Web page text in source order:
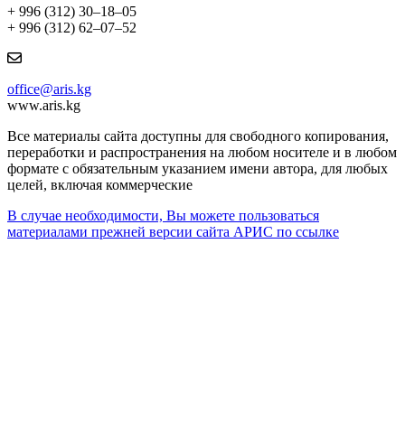
+ 996 (312) 30–18–05
+ 996 (312) 62–07–52
office@aris.kg
www.aris.kg
Все материалы сайта доступны для свободного копирования,
переработки и распространения на любом носителе и в любом
формате с обязательным указанием имени автора, для любых
целей, включая коммерческие
В случае необходимости, Вы можете пользоваться
материалами прежней версии сайта АРИС по ссылке